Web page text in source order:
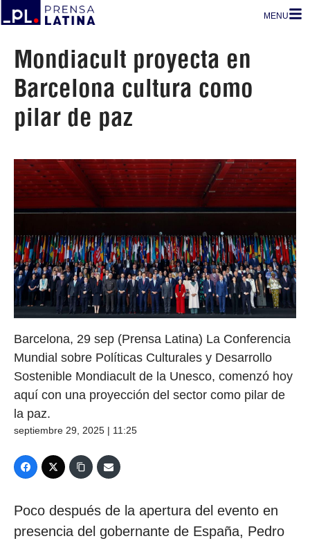
MENU
Mondiacult proyecta en
Barcelona cultura como
pilar de paz
Barcelona, 29 sep (Prensa Latina) La Conferencia
Mundial sobre Políticas Culturales y Desarrollo
Sostenible Mondiacult de la Unesco, comenzó hoy
aquí con una proyección del sector como pilar de
la paz.
septiembre 29, 2025 | 11:25
Poco después de la apertura del evento en
presencia del gobernante de España, Pedro